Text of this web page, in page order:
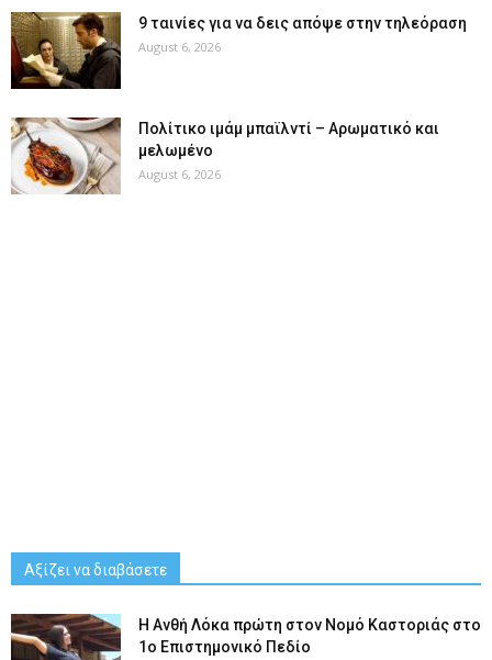
9 ταινίες για να δεις απόψε στην τηλεόραση
August 6, 2026
Πολίτικο ιμάμ μπαϊλντί – Αρωματικό και
μελωμένο
August 6, 2026
Αξίζει να διαβάσετε
Η Ανθή Λόκα πρώτη στον Νομό Καστοριάς στο
1ο Επιστημονικό Πεδίο